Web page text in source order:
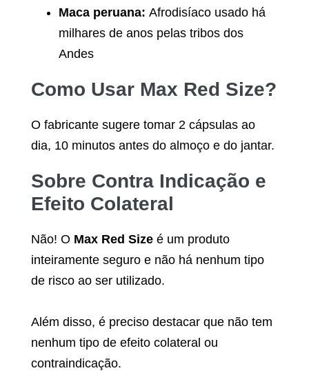
Maca peruana: Afrodisíaco usado há
milhares de anos pelas tribos dos
Andes
Como Usar Max Red Size?
O fabricante sugere tomar 2 cápsulas ao
dia, 10 minutos antes do almoço e do jantar.
Sobre Contra Indicação e
Efeito Colateral
Não! O Max Red Size é um produto
inteiramente seguro e não há nenhum tipo
de risco ao ser utilizado.
Além disso, é preciso destacar que não tem
nenhum tipo de efeito colateral ou
contraindicação.